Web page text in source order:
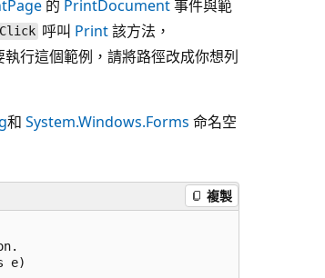
的 PrintDocument事件與範
呼叫 Print該方法，
行這個範例，請將路徑改成你想列
和 System.Windows.Forms 命名空
複製
e)